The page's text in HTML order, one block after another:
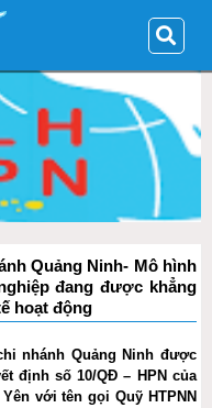
Quảng Ninh- Mô hình
đang được khẳng
hoạt động
nhánh Quảng Ninh được
định số 10/QĐ – HPN của
với tên gọi Quỹ HTPNN